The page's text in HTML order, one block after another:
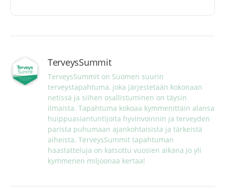
TerveysSummit
TerveysSummit on Suomen suurin
terveystapahtuma, joka järjestetään kokonaan
netissä ja siihen osallistuminen on täysin
ilmaista. Tapahtuma kokoaa kymmenittäin alansa
huippuasiantuntijoita hyvinvoinnin ja terveyden
parista puhumaan ajankohtaisista ja tärkeistä
aiheista. TerveysSummit tapahtuman
haastatteluja on katsottu vuosien aikana jo yli
kymmenen miljoonaa kertaa!